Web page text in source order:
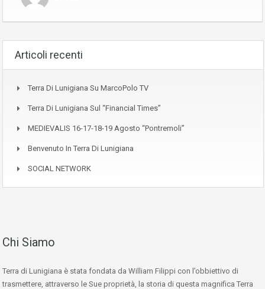
Articoli recenti
Terra Di Lunigiana Su MarcoPolo TV
Terra Di Lunigiana Sul “Financial Times”
MEDIEVALIS 16-17-18-19 Agosto “Pontremoli”
Benvenuto In Terra Di Lunigiana
SOCIAL NETWORK
Chi Siamo
Terra di Lunigiana è stata fondata da William Filippi con l’obbiettivo di
trasmettere, attraverso le Sue proprietà, la storia di questa magnifica Terra